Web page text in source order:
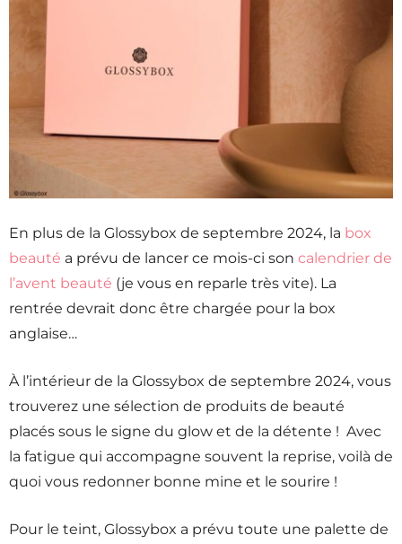
En plus de la Glossybox de septembre 2024, la box
beauté a prévu de lancer ce mois-ci son calendrier de
l’avent beauté (je vous en reparle très vite). La
rentrée devrait donc être chargée pour la box
anglaise…
À l’intérieur de la Glossybox de septembre 2024, vous
trouverez une sélection de produits de beauté
placés sous le signe du glow et de la détente ! Avec
la fatigue qui accompagne souvent la reprise, voilà de
quoi vous redonner bonne mine et le sourire !
Pour le teint, Glossybox a prévu toute une palette de